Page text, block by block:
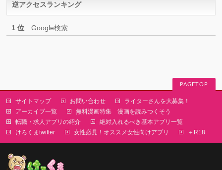
ー逆アクセスランキング
1 位 Google検索
PAGETOP
サイトマップ お問い合わせ
ライターさんを大募集！
アーカイブ一覧
無料漫画特集 漫画を読みつくそう
転職・求人アプリの紹介
絶対入れるべき基本アプリ一覧
けろくまtwitter
女性必見！オススメ女性向けアプリ ＋R18